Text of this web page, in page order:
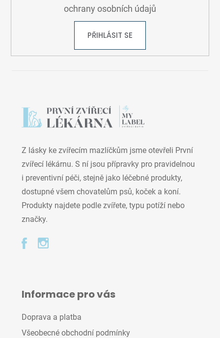
ochrany osobních údajů
PŘIHLÁSIT SE
Z lásky ke zvířecím mazlíčkům jsme otevřeli První
zvířecí lékárnu. S ní jsou přípravky pro pravidelnou
i preventivní péči, stejně jako léčebné produkty,
dostupné všem chovatelům psů, koček a koní.
Produkty najdete podle zvířete, typu potíží nebo
značky.
Informace pro vás
Doprava a platba
Všeobecné obchodní podmínky